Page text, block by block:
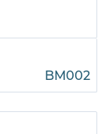
BM002